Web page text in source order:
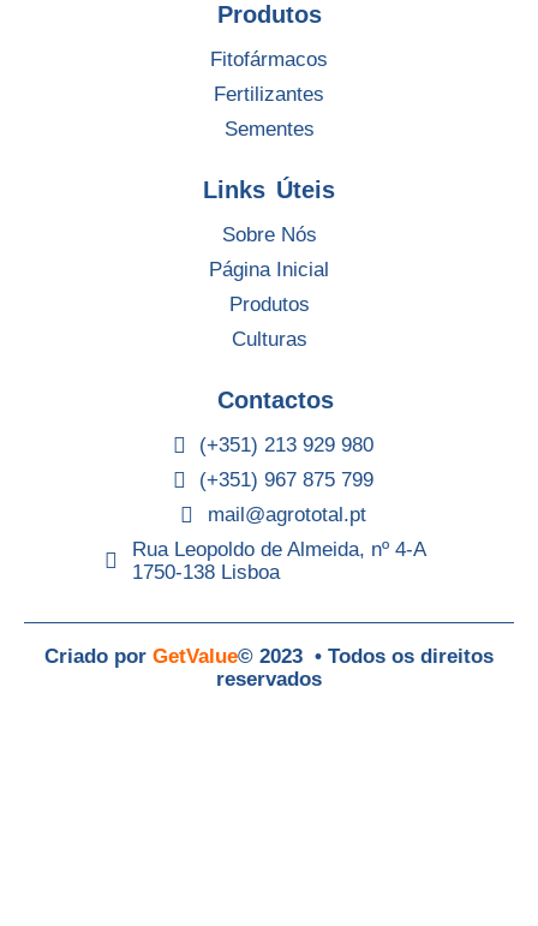
Produtos
Fitofármacos
Fertilizantes
Sementes
Links Úteis
Sobre Nós
Página Inicial
Produtos
Culturas
Contactos
(+351) 213 929 980
(+351) 967 875 799
mail@agrototal.pt
Rua Leopoldo de Almeida, nº 4-A
1750-138 Lisboa
Criado por GetValue© 2023 • Todos os direitos
reservados